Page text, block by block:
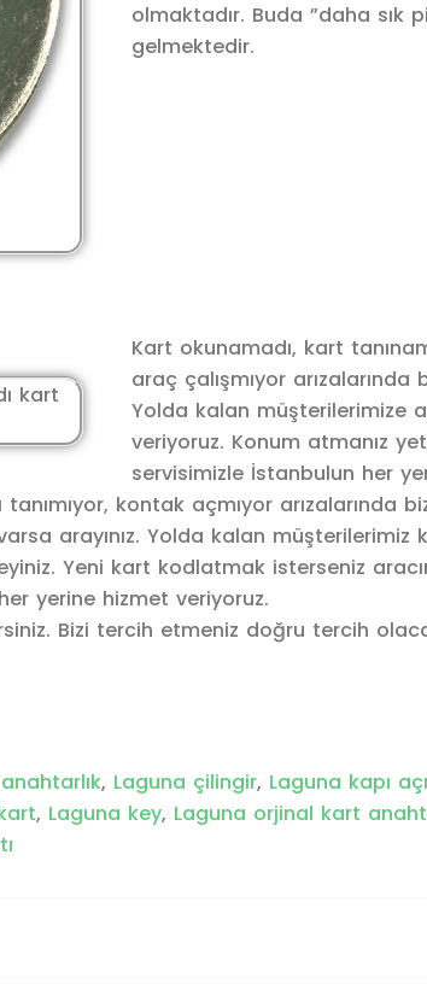
olmaktadır. Buda ”daha sık
gelmektedir.
Kart okunamadı, kart
araç çalışmıyor arızalarında
Yolda kalan müşterilerimize
veriyoruz. Konum atmanız
servisimizle İstanbulun her
kontak açmıyor arızalarında
arayınız. Yolda kalan müşterilerimiz
Yeni kart kodlatmak isterseniz
yerine hizmet veriyoruz.
Bizi tercih etmeniz doğru tercih
, Laguna çilingir, Laguna kapı
, Laguna key, Laguna orjinal kart